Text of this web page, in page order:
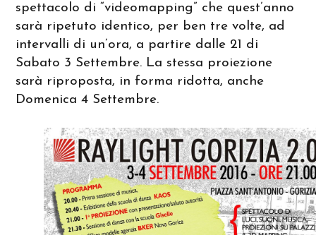
spettacolo di “videomapping” che quest’anno
sarà ripetuto identico, per ben tre volte, ad
intervalli di un’ora, a partire dalle 21 di
Sabato 3 Settembre. La stessa proiezione
sarà riproposta, in forma ridotta, anche
Domenica 4 Settembre.